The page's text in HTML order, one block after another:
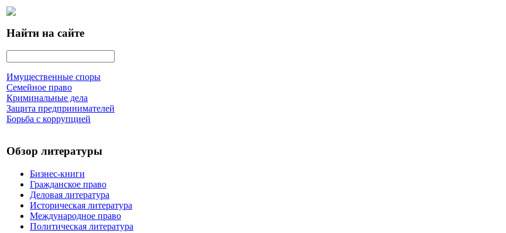
Найти на сайте
Имущественные споры
Семейное право
Криминальные дела
Защита предпринимателей
Борьба с коррупцией
Обзор литературы
Бизнес-книги
Гражданское право
Деловая литература
Историческая литература
Международное право
Политическая литература